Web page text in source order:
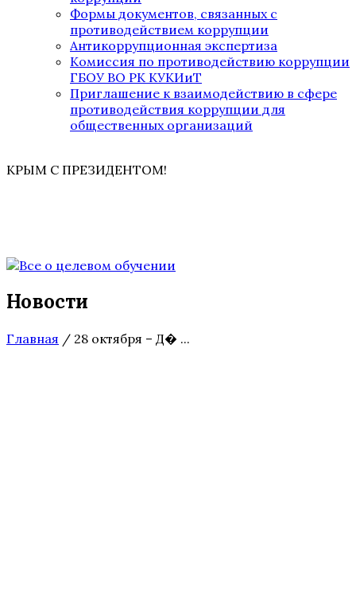
Формы документов, связанных с
противодействием коррупции
Антикоррупционная экспертиза
Комиссия по противодействию коррупции
ГБОУ ВО РК КУКИиТ
Приглашение к взаимодействию в сфере
противодействия коррупции для
общественных организаций
КРЫМ С ПРЕЗИДЕНТОМ!
Новости
Главная / 28 октября – Д� ...